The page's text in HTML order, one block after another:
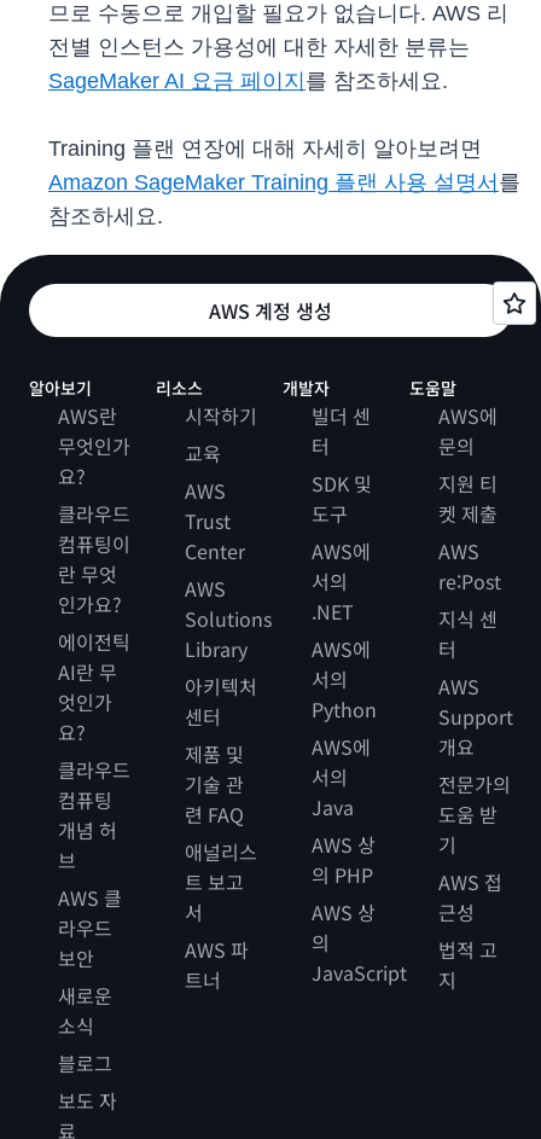
므로 수동으로 개입할 필요가 없습니다. AWS 리
전별 인스턴스 가용성에 대한 자세한 분류는
SageMaker AI 요금 페이지 를 참조하세요.
Training 플랜 연장에 대해 자세히 알아보려면
Amazon SageMaker Training 플랜 사용 설명서 를
참조하세요.
AWS 계정 생성
알아보기
AWS란
무엇인가
요?
클라우드
컴퓨팅이
란 무엇
인가요?
에이전틱
AI란 무
엇인가
요?
클라우드
컴퓨팅
개념 허
브
AWS 클
라우드
보안
새로운
소식
블로그
보도 자
료
리소스
시작하기
교육
AWS
Trust
Center
AWS
Solutions
Library
아키텍처
센터
제품 및
기술 관
련 FAQ
애널리스
트 보고
서
AWS 파
트너
개발자
빌더 센
터
SDK 및
도구
AWS에
서의
.NET
AWS에
서의
Python
AWS에
서의
Java
AWS 상
의 PHP
AWS 상
의
JavaScript
도움말
AWS에
문의
지원 티
켓 제출
AWS
re:Post
지식 센
터
AWS
Support
개요
전문가의
도움 받
기
AWS 접
근성
법적 고
지